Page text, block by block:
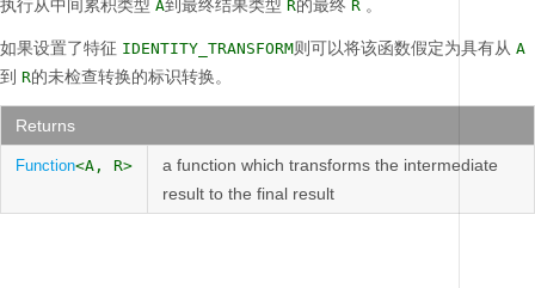
执行从中间累积类型 A到最终结果类型 R的最终 R 。
如果设置了特征 IDENTITY_TRANSFORM则可以将该函数假定为具有从 A
到 R的未检查转换的标识转换。
Returns
Function<A, R>
a function which transforms the intermediate
result to the final result